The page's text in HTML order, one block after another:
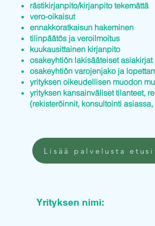
rästikirjanpito/kirjanpito tekemättä
vero-oikaisut
ennakkoratkaisun hakeminen
tilinpäätös ja veroilmoitus
kuukausittainen kirjanpito
osakeyhtiön lakisääteiset
osakeyhtiön varojenjako ja
yrityksen oikeudellisen muodon
yrityksen kansainväliset tilanteet,
(rekisteröinnit, konsultointi
Lisää palvelusta
Yrityksen nimi: